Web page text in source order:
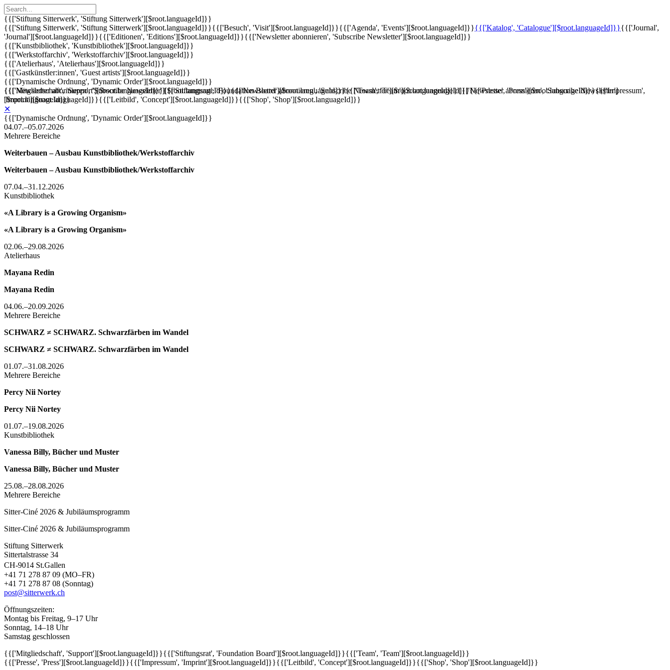
{{['Stiftung Sitterwerk', 'Stiftung Sitterwerk'][$root.languageId]}}
{{['Stiftung Sitterwerk', 'Stiftung Sitterwerk'][$root.languageId]}}{{['Besuch', 'Visit'][$root.languageId]}}{{['Agenda', 'Events'][$root.languageId]}}{{['Katalog', 'Catalogue'][$root.languageId]}}{{['Journal',
'Journal'][$root.languageId]}}{{['Editionen', 'Editions'][$root.languageId]}}{{['Newsletter abonnieren', 'Subscribe Newsletter'][$root.languageId]}}
{{['Kunstbibliothek', 'Kunstbibliothek'][$root.languageId]}}
{{['Werkstoffarchiv', 'Werkstoffarchiv'][$root.languageId]}}
{{['Atelierhaus', 'Atelierhaus'][$root.languageId]}}
{{['Gastkünstler:innen', 'Guest artists'][$root.languageId]}}
{{['Dynamische Ordnung', 'Dynamic Order'][$root.languageId]}}
{{['Mitgliedschaft', 'Support'][$root.languageId]}}{{['Stiftungsrat', 'Foundation Board'][$root.languageId]}}{{['Team', 'Team'][$root.languageId]}}{{['Presse', 'Press'][$root.languageId]}}{{['Impressum',
'Imprint'][$root.languageId]}}{{['Leitbild', 'Concept'][$root.languageId]}}{{['Shop', 'Shop'][$root.languageId]}}
{{['Newsletter abonnieren', 'Subscribe Newsletter'][$root.languageId]}}{{['Newsletter abonnieren', 'Subscribe Newsletter'][$root.languageId]}}{{['Newsletter abonnieren', 'Subscribe Newsletter']
[$root.languageId]}}
✕
{{['Dynamische Ordnung', 'Dynamic Order'][$root.languageId]}}
04.07.–05.07.2026
Mehrere Bereiche
Weiterbauen – Ausbau Kunstbibliothek/Werkstoffarchiv
Weiterbauen – Ausbau Kunstbibliothek/Werkstoffarchiv
07.04.–31.12.2026
Kunstbibliothek
«A Library is a Growing Organism»
«A Library is a Growing Organism»
02.06.–29.08.2026
Atelierhaus
Mayana Redin
Mayana Redin
04.06.–20.09.2026
Mehrere Bereiche
SCHWARZ ≠ SCHWARZ. Schwarzfärben im Wandel
SCHWARZ ≠ SCHWARZ. Schwarzfärben im Wandel
01.07.–31.08.2026
Mehrere Bereiche
Percy Nii Nortey
Percy Nii Nortey
01.07.–19.08.2026
Kunstbibliothek
Vanessa Billy, Bücher und Muster
Vanessa Billy, Bücher und Muster
25.08.–28.08.2026
Mehrere Bereiche
Sitter-Ciné 2026 & Jubiläumsprogramm
Sitter-Ciné 2026 & Jubiläumsprogramm
Stiftung Sitterwerk
Sittertalstrasse 34
CH-9014 St.Gallen
+41 71 278 87 09 (MO–FR)
+41 71 278 87 08 (Sonntag)
post@sitterwerk.ch
Öffnungszeiten:
Montag bis Freitag, 9–17 Uhr
Sonntag, 14–18 Uhr
Samstag geschlossen
{{['Mitgliedschaft', 'Support'][$root.languageId]}}{{['Stiftungsrat', 'Foundation Board'][$root.languageId]}}{{['Team', 'Team'][$root.languageId]}}
{{['Presse', 'Press'][$root.languageId]}}{{['Impressum', 'Imprint'][$root.languageId]}}{{['Leitbild', 'Concept'][$root.languageId]}}{{['Shop', 'Shop'][$root.languageId]}}